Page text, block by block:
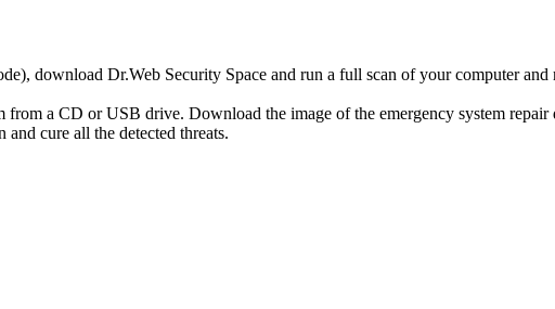
download Dr.Web Security Space and run a full scan of your computer and
a CD or USB drive. Download the image of the emergency system repair
cure all the detected threats.